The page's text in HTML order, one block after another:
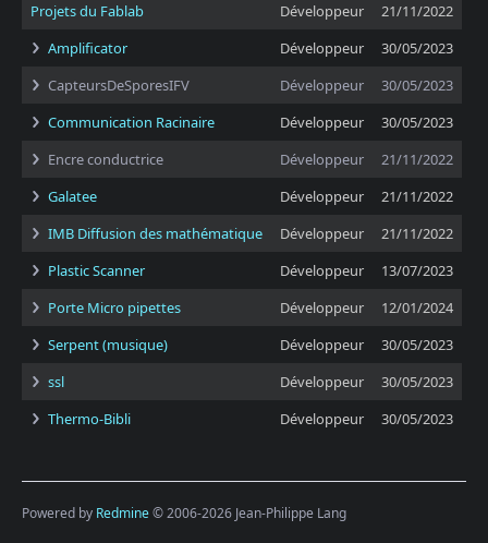
Projets du Fablab
Développeur
21/11/2022
Amplificator
Développeur
30/05/2023
CapteursDeSporesIFV
Développeur
30/05/2023
Communication Racinaire
Développeur
30/05/2023
Encre conductrice
Développeur
21/11/2022
Galatee
Développeur
21/11/2022
IMB Diffusion des mathématique
Développeur
21/11/2022
Plastic Scanner
Développeur
13/07/2023
Porte Micro pipettes
Développeur
12/01/2024
Serpent (musique)
Développeur
30/05/2023
ssl
Développeur
30/05/2023
Thermo-Bibli
Développeur 30/05/2023
Powered by Redmine© 2006-2026 Jean-Philippe Lang